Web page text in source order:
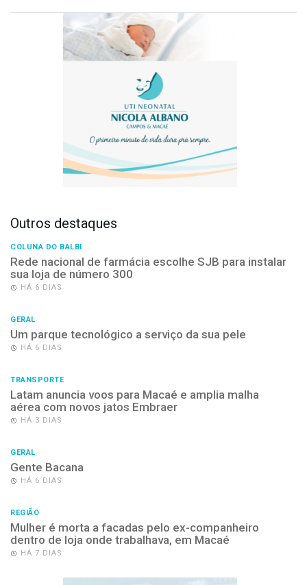
Outros destaques
COLUNA DO BALBI
Rede nacional de farmácia escolhe SJB para instalar
sua loja de número 300
HÁ 6 DIAS
GERAL
Um parque tecnológico a serviço da sua pele
HÁ 6 DIAS
TRANSPORTE
Latam anuncia voos para Macaé e amplia malha
aérea com novos jatos Embraer
HÁ 3 DIAS
GERAL
Gente Bacana
HÁ 6 DIAS
REGIÃO
Mulher é morta a facadas pelo ex-companheiro
dentro de loja onde trabalhava, em Macaé
HÁ 7 DIAS